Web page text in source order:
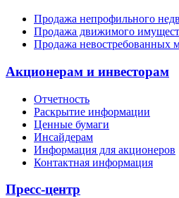
Продажа непрофильного
Продажа движимого
Продажа невостребованных
Акционерам и инвесторам
Отчетность
Раскрытие информации
Ценные бумаги
Инсайдерам
Информация для акционеров
Контактная информация
Пресс-центр